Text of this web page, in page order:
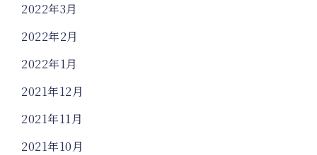
2022年3月
2022年2月
2022年1月
2021年12月
2021年11月
2021年10月